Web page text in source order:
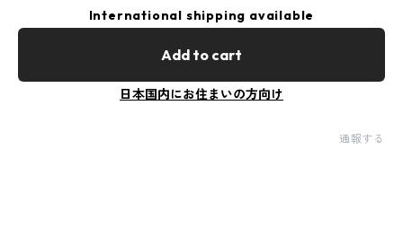
International shipping available
Add to cart
日本国内にお住まいの方向け
通報する